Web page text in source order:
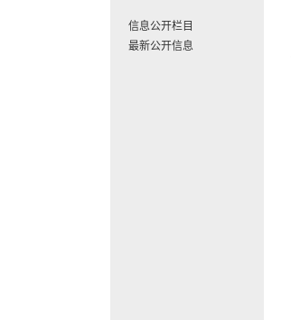
信息公开栏目
最新公开信息